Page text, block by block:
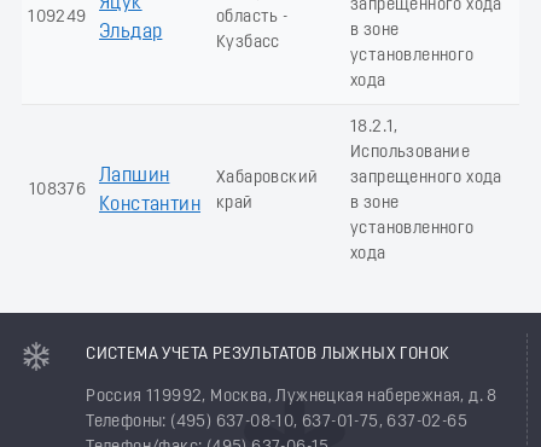
109249
Эльдар
область -
Кузбасс
запрещенного хода
в зоне
установленного
хода
108376
Лапшин
Константин
Хабаровский
край
18.2.1,
Использование
запрещенного хода
в зоне
установленного
хода
СИСТЕМА УЧЕТА РЕЗУЛЬТАТОВ ЛЫЖНЫХ ГОНОК
Россия 119992, Москва, Лужнецкая набережная, д. 8
Телефоны: (495) 637-08-10, 637-01-75, 637-02-65